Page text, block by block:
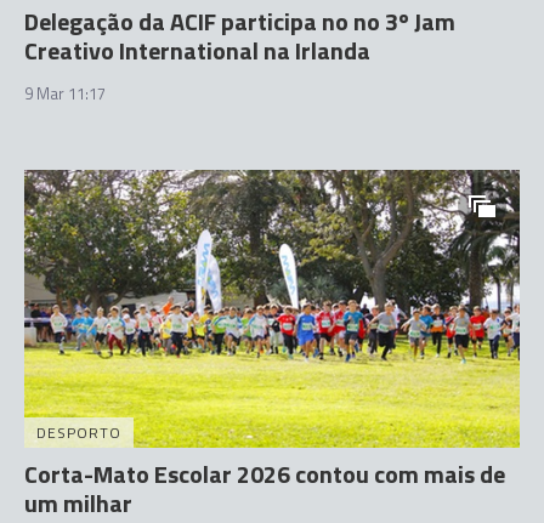
Delegação da ACIF participa no no 3º Jam
Creativo International na Irlanda
9 Mar 11:17
DESPORTO
Corta-Mato Escolar 2026 contou com mais de
um milhar